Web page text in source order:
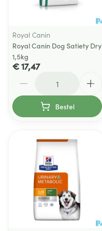
Royal Canin
Royal Canin Dog Satiety Dry
1,5kg
€ 17,47
Bestel